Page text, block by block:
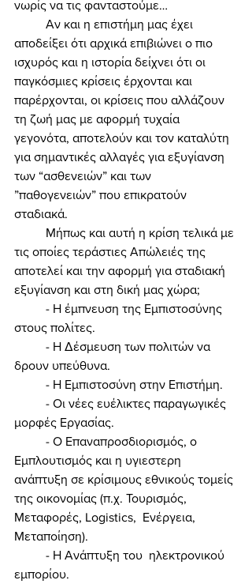
νωρίς να τις φανταστούμε…
αποδείξει ότι αρχικά επιβιώνει ο πιο
ισχυρός και η ιστορία δείχνει ότι οι
παγκόσμιες κρίσεις έρχονται και
παρέρχονται, οι κρίσεις που αλλάζουν
τη ζωή μας με αφορμή τυχαία
γεγονότα, αποτελούν και τον καταλύτη
για σημαντικές αλλαγές για εξυγίανση
των “ασθενειών” και των
”παθογενειών” που επικρατούν
σταδιακά.
τις οποίες τεράστιες Απώλειές της
αποτελεί και την αφορμή για σταδιακή
εξυγίανση και στη δική μας χώρα;
στους πολίτες.
δρουν υπεύθυνα.
	- Η Εμπιστοσύνη στην Επιστήμη.
μορφές Εργασίας.
Εμπλουτισμός και η υγιεστερη
ανάπτυξη σε κρίσιμους εθνικούς τομείς
της οικονομίας (π.χ. Τουρισμός,
Μεταφορές, Logistics,  Ενέργεια,
Μεταποίηση).
εμπορίου.